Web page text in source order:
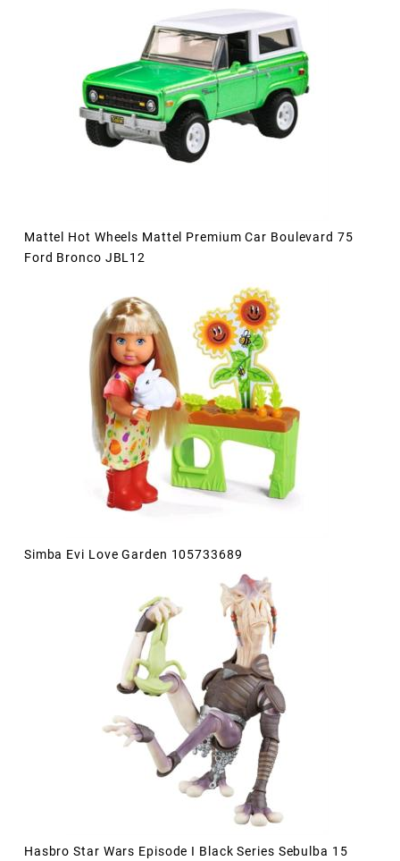
Mattel Hot Wheels Mattel Premium Car Boulevard 75
Ford Bronco JBL12
Simba Evi Love Garden 105733689
Hasbro Star Wars Episode I Black Series Sebulba 15